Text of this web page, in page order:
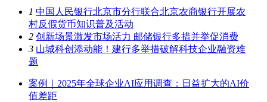
1 中国人民银行北京市分行联合北京农商银行开展农
村反假货币知识普及活动
2 创新场景激发市场活力 邮储银行多措并举促消费
3 山城科创添动能！建行多举措破解科技企业融资难
题
案例｜2025年全球企业AI应用调查：日益扩大的AI价
值差距